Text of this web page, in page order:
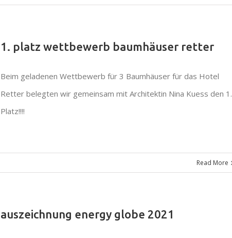
1. platz wettbewerb baumhäuser retter
Beim geladenen Wettbewerb für 3 Baumhäuser für das Hotel
Retter belegten wir gemeinsam mit Architektin Nina Kuess den 1.
Platz!!!!
Read More
auszeichnung energy globe 2021